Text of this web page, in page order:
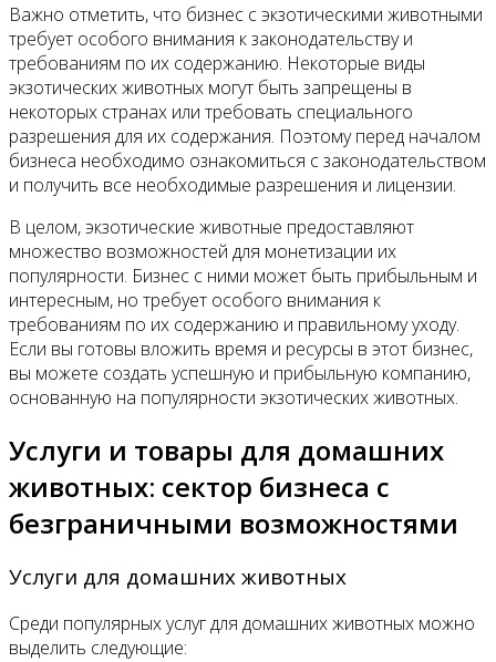
Важно отметить, что бизнес с экзотическими животными
требует особого внимания к законодательству и
требованиям по их содержанию. Некоторые виды
экзотических животных могут быть запрещены в
некоторых странах или требовать специального
разрешения для их содержания. Поэтому перед началом
бизнеса необходимо ознакомиться с законодательством
и получить все необходимые разрешения и лицензии.
В целом, экзотические животные предоставляют
множество возможностей для монетизации их
популярности. Бизнес с ними может быть прибыльным и
интересным, но требует особого внимания к
требованиям по их содержанию и правильному уходу.
Если вы готовы вложить время и ресурсы в этот бизнес,
вы можете создать успешную и прибыльную компанию,
основанную на популярности экзотических животных.
Услуги и товары для домашних
животных: сектор бизнеса с
безграничными возможностями
Услуги для домашних животных
Среди популярных услуг для домашних животных можно
выделить следующие: